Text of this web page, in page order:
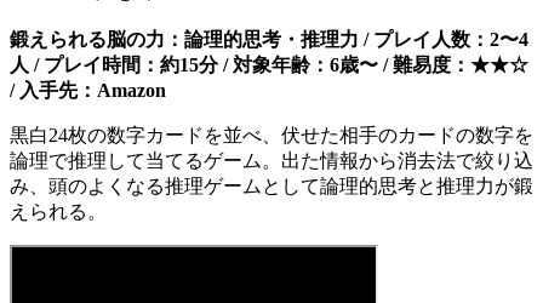
鍛えられる脳の力：論理的思考・推理力 / プレイ人数：2〜4
人 / プレイ時間：約15分 / 対象年齢：6歳〜 / 難易度：★★☆
/ 入手先：Amazon
黒白24枚の数字カードを並べ、伏せた相手のカードの数字を
論理で推理して当てるゲーム。出た情報から消去法で絞り込
み、頭のよくなる推理ゲームとして論理的思考と推理力が鍛
えられる。